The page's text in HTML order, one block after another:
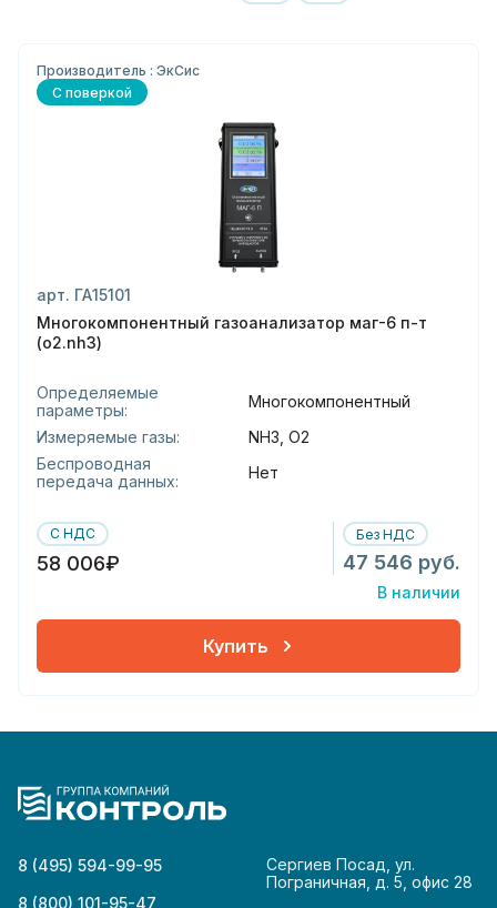
Производитель : ЭкСис
С поверкой
арт. ГА15101
Многокомпонентный газоанализатор маг-6 п-т
(o2.nh3)
Определяемые
параметры:
Многокомпонентный
Измеряемые газы:
NH3, O2
Беспроводная
передача данных:
Нет
С НДС
58 006₽
Без НДС
47 546 руб.
В наличии
Купить
8 (495) 594-99-95
8 (800) 101-95-47
Сергиев Посад, ул.
Пограничная, д. 5, офис 28